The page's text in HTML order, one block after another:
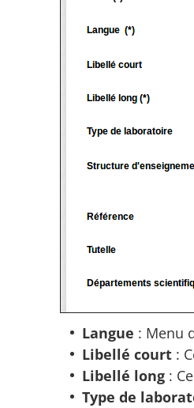
Langue : Menu
Libellé court:
Libellé long:
Type de